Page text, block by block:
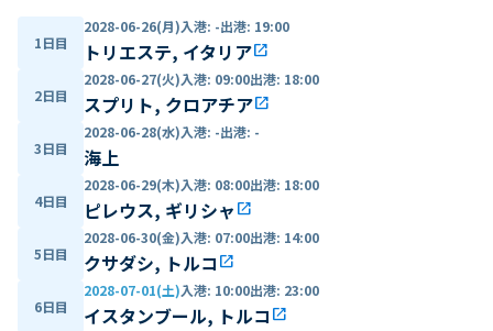
1日目
2028-06-26(月)入港: -出港: 19:00
トリエステ, イタリアopen_in_new
2日目
2028-06-27(火)入港: 09:00出港: 18:00
スプリト, クロアチアopen_in_new
3日目
2028-06-28(水)入港: -出港: -
海上
4日目
2028-06-29(木)入港: 08:00出港: 18:00
ピレウス, ギリシャ open_in_new
5日目
2028-06-30(金)入港: 07:00出港: 14:00
クサダシ, トルコ open_in_new
6日目
2028-07-01(土)入港: 10:00出港: 23:00
イスタンブール, トルコ open_in_new